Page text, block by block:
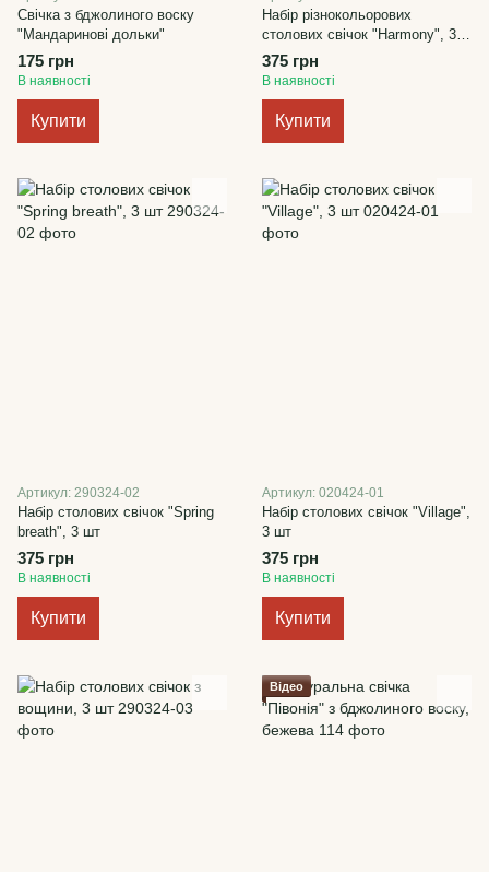
Свічка з бджолиного воску
"Мандаринові дольки"
175 грн
В наявності
Купити
Набір різнокольорових
столових свічок "Harmony", 3
шт
375 грн
В наявності
Купити
Артикул: 290324-02
Набір столових свічок "Spring
breath", 3 шт
375 грн
В наявності
Купити
Артикул: 020424-01
Набір столових свічок "Village",
3 шт
375 грн
В наявності
Купити
Відео